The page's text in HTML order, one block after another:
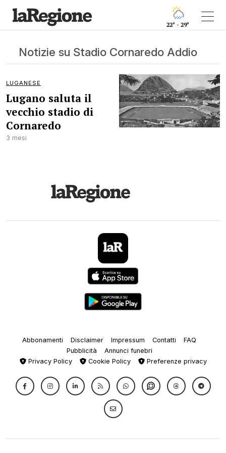
22° - 29°
Notizie su Stadio Cornaredo Addio
LUGANESE
Lugano saluta il
vecchio stadio di
Cornaredo
3 mesi
Abbonamenti Disclaimer Impressum Contatti
FAQ
Pubblicità
Annunci funebri
Privacy Policy
Cookie Policy Preferenze privacy